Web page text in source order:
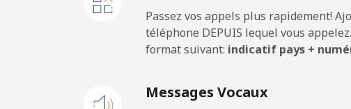
Ligne fixe ⁦61.9¢⁩
New Zealand
Passez vos appels plus rapidement!
téléphone DEPUIS lequel vous
format suivant: indicatif pays +
Messages Vocaux